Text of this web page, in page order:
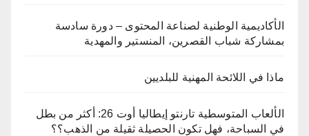
الأكاديمية الوطنية لصناعة المحتوى – دورة سادسة
بمشاركة شباب القصرين، المنستير والمهدية
ماذا في اللائحة المهنية للبلديين
الألعاب المتوسطية تارنتو إيطاليا أوت 26: أكثر من بطل
في السباحة، فهل تكون الحصيلة ثقيلة من الذهب؟؟